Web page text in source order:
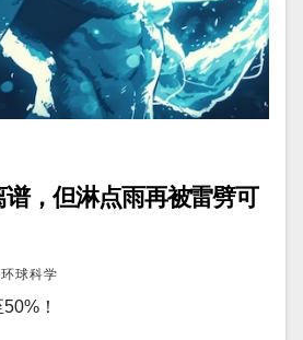
，但淋点雨再被雷劈可
环球科学
！